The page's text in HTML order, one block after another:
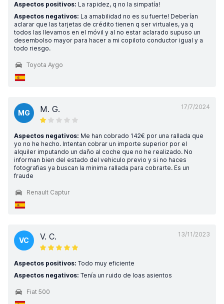
Aspectos positivos: La rapidez, q no la simpatía!
Aspectos negativos: La amabilidad no es su fuerte! Deberían
aclarar que las tarjetas de crédito tienen q ser virtuales, ya q
todos las llevamos en el móvil y al no estar aclarado supuso un
desembolso mayor para hacer a mi copiloto conductor igual y a
todo riesgo.
Toyota Aygo
17/7/2024
MG M. G.
Aspectos negativos: Me han cobrado 142€ por una rallada que
yo no he hecho. Intentan cobrar un importe superior por el
alquiler imputando un daño al coche que no he realizado. No
informan bien del estado del vehiculo previo y si no haces
fotografias ya buscan la minima rallada para cobrarte. Es un
fraude
Renault Captur
13/11/2023
VC V. C.
Aspectos positivos: Todo muy eficiente
Aspectos negativos: Tenía un ruido de loas asientos
Fiat 500